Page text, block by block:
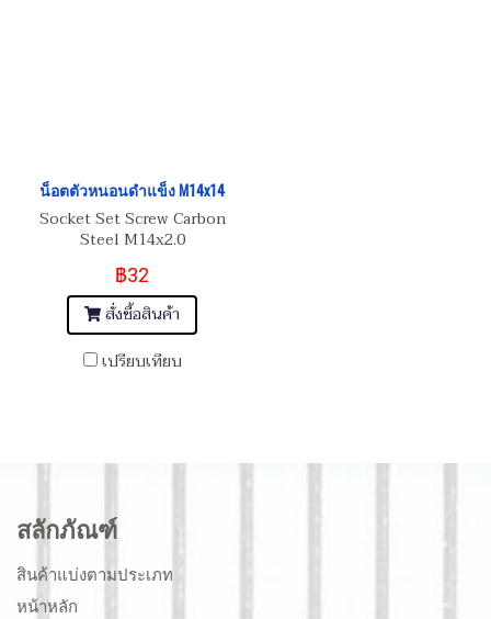
น็อตตัวหนอนดำแข็ง M14x14
Socket Set Screw Carbon
Steel M14x2.0
฿32
สั่งซื้อสินค้า
เปรียบเทียบ
สลักภัณฑ์
สินค้าแบ่งตามประเภท
หน้าหลัก